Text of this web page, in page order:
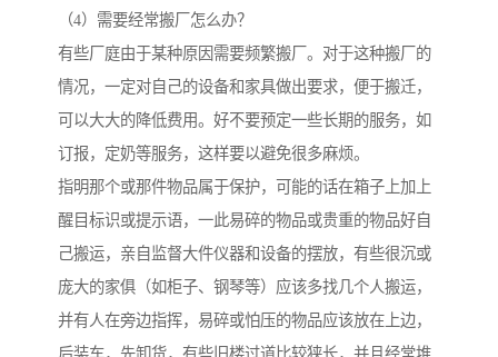
（4）需要经常搬厂怎么办？
有些厂庭由于某种原因需要频繁搬厂。对于这种搬厂的
情况，一定对自己的设备和家具做出要求，便于搬迁，
可以大大的降低费用。好不要预定一些长期的服务，如
订报，定奶等服务，这样要以避免很多麻烦。
指明那个或那件物品属于保护，可能的话在箱子上加上
醒目标识或提示语，一此易碎的物品或贵重的物品好自
己搬运，亲自监督大件仪器和设备的摆放，有些很沉或
庞大的家俱（如柜子、钢琴等）应该多找几个人搬运，
并有人在旁边指挥，易碎或怕压的物品应该放在上边，